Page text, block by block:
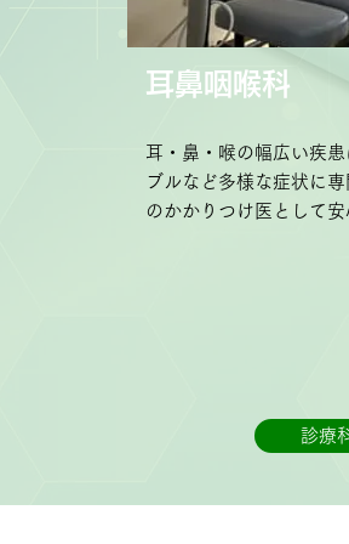
耳鼻咽喉科
耳・鼻・喉の幅広い疾
ブルなど多様な症状に
のかかりつけ医として
診療